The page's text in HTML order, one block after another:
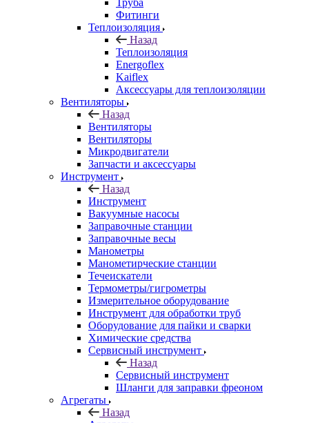
Труба
Фитинги
Теплоизоляция
Назад
Теплоизоляция
Energoflex
Kaiflex
Аксессуары для теплоизоляции
Вентиляторы
Назад
Вентиляторы
Вентиляторы
Микродвигатели
Запчасти и аксессуары
Инструмент
Назад
Инструмент
Вакуумные насосы
Заправочные станции
Заправочные весы
Манометры
Манометирческие станции
Течеискатели
Термометры/гигрометры
Измерительное оборудование
Инструмент для обработки труб
Оборудование для пайки и сварки
Химические средства
Сервисный инструмент
Назад
Сервисный инструмент
Шланги для заправки фреоном
Агрегаты
Назад